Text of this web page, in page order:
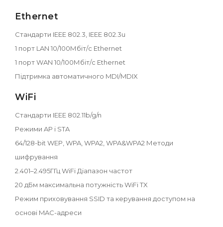
Ethernet
Стандарти IEEE 802.3, IEEE 802.3u
1 порт LAN 10/100Мбіт/с Ethernet
1 порт WAN 10/100Мбіт/с Ethernet
Підтримка автоматичного MDI/MDIX
WiFi
Стандарти IEEE 802.11b/g/n
Режими AP і STA
64/128-bit WEP, WPA, WPA2, WPA&WPA2 Методи
шифрування
2.401–2.495ГГц WiFi Діапазон частот
20 дБм максимальна потужність WiFi TX
Режим приховування SSID та керування доступом на
основі MAC-адреси